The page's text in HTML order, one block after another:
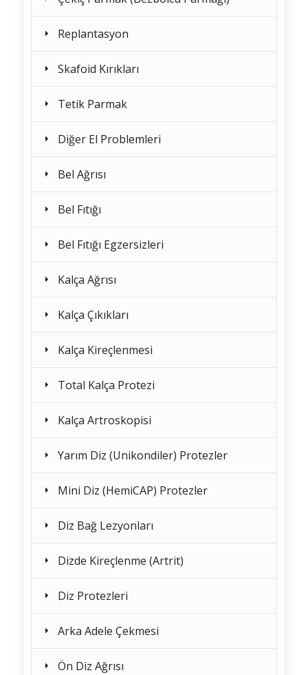
Replantasyon
Skafoid Kırıkları
Tetik Parmak
Diğer El Problemleri
Bel Ağrısı
Bel Fıtığı
Bel Fıtığı Egzersizleri
Kalça Ağrısı
Kalça Çıkıkları
Kalça Kireçlenmesi
Total Kalça Protezi
Kalça Artroskopisi
Yarım Diz (Unikondiler) Protezler
Mini Diz (HemiCAP) Protezler
Diz Bağ Lezyonları
Dizde Kireçlenme (Artrit)
Diz Protezleri
Arka Adele Çekmesi
Ön Diz Ağrısı